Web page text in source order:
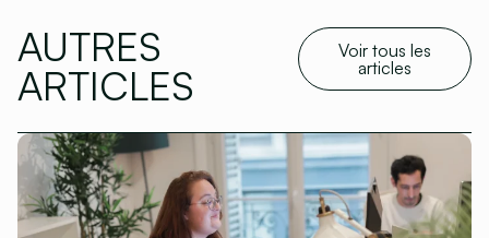
AUTRES
ARTICLES
Voir tous les
articles